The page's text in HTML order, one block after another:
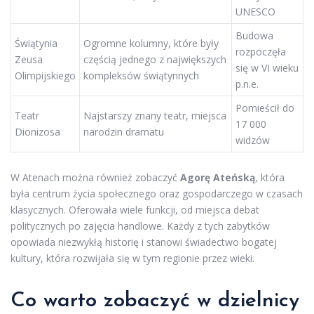
UNESCO
Świątynia
Zeusa
Olimpijskiego
Ogromne kolumny, które były
częścią jednego z największych
kompleksów świątynnych
Budowa
rozpoczęła
się w VI wieku
p.n.e.
Teatr
Dionizosa
Najstarszy znany teatr, miejsca
narodzin dramatu
Pomieścił do
17 000
widzów
W Atenach można również zobaczyć Agorę Ateńską, która
była centrum życia społecznego oraz gospodarczego w czasach
klasycznych. Oferowała wiele funkcji, od miejsca debat
politycznych po zajęcia handlowe. Każdy z tych zabytków
opowiada niezwykłą historię i stanowi świadectwo bogatej
kultury, która rozwijała się w tym regionie przez wieki.
Co warto zobaczyć w dzielnicy